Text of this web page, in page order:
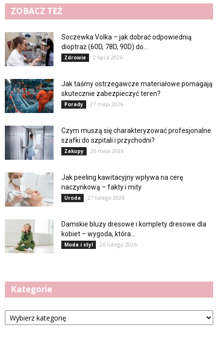
ZOBACZ TEŻ
Soczewka Volka – jak dobrać odpowiednią
dioptraż (60D, 78D, 90D) do...
Zdrowie 2 lipca 2026
Jak taśmy ostrzegawcze materiałowe pomagają
skutecznie zabezpieczyć teren?
Porady 27 maja 2026
Czym muszą się charakteryzować profesjonalne
szafki do szpitali i przychodni?
Zakupy 26 maja 2026
Jak peeling kawitacyjny wpływa na cerę
naczynkową – fakty i mity
Uroda 27 lutego 2026
Damskie bluzy dresowe i komplety dresowe dla
kobiet – wygoda, która...
Moda i styl 26 lutego 2026
Kategorie
Kategorie